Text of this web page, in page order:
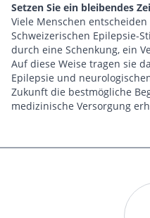
Setzen Sie ein bleibendes
Viele Menschen
Schweizerischen Epilepsie-
durch eine Schenkung, ein
Auf diese Weise tragen sie
Epilepsie und
Zukunft die bestmögliche
medizinische Versorgung